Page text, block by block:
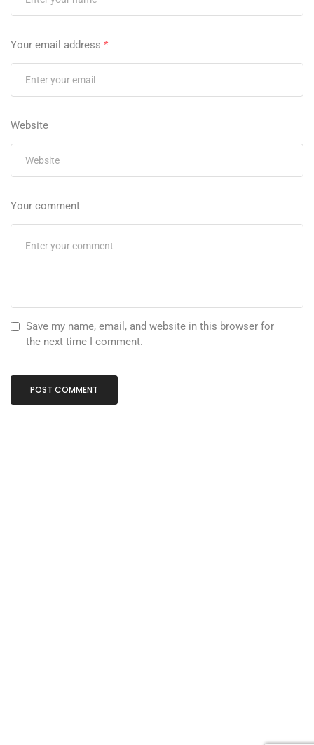
Your email address *
Website
Your comment
Save my name, email, and website in this browser for
the next time I comment.